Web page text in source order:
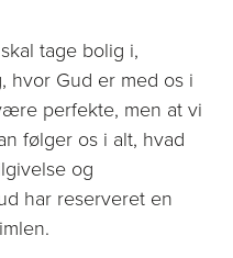
tage bolig i,
Gud er med os i
perfekte, men at vi
følger os i alt, hvad
og
har reserveret en